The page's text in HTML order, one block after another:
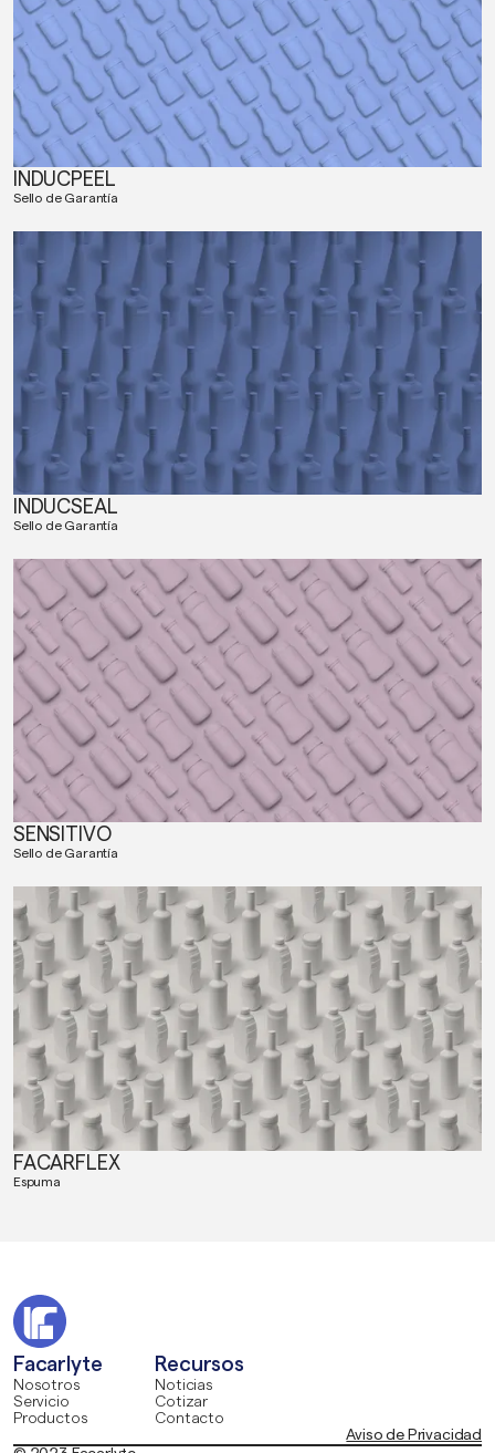
INDUCPEEL
Sello de Garantía
INDUCSEAL
Sello de Garantía
SENSITIVO
Sello de Garantía
FACARFLEX
Espuma
Facarlyte
Nosotros
Servicio
Productos
Recursos
Noticias
Cotizar
Contacto
Aviso de Privacidad